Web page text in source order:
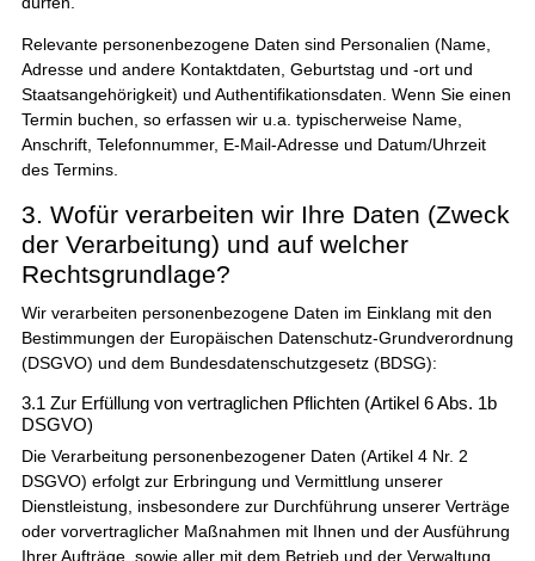
Relevante personenbezogene Daten sind Personalien (Name,
Adresse und andere Kontaktdaten, Geburtstag und -ort und
Staatsangehörigkeit) und Authentifikationsdaten. Wenn Sie einen
Termin buchen, so erfassen wir u.a. typischerweise Name,
Anschrift, Telefonnummer, E-Mail-Adresse und Datum/Uhrzeit
des Termins.
3. Wofür verarbeiten wir Ihre Daten (Zweck
der Verarbeitung) und auf welcher
Rechtsgrundlage?
Wir verarbeiten personenbezogene Daten im Einklang mit den
Bestimmungen der Europäischen Datenschutz-Grundverordnung
(DSGVO) und dem Bundesdatenschutzgesetz (BDSG):
3.1 Zur Erfüllung von vertraglichen Pflichten (Artikel 6 Abs. 1b
DSGVO)
Die Verarbeitung personenbezogener Daten (Artikel 4 Nr. 2
DSGVO) erfolgt zur Erbringung und Vermittlung unserer
Dienstleistung, insbesondere zur Durchführung unserer Verträge
oder vorvertraglicher Maßnahmen mit Ihnen und der Ausführung
Ihrer Aufträge, sowie aller mit dem Betrieb und der Verwaltung